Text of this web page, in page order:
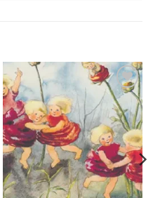
Zum
Wunschzettel
hinzufügen